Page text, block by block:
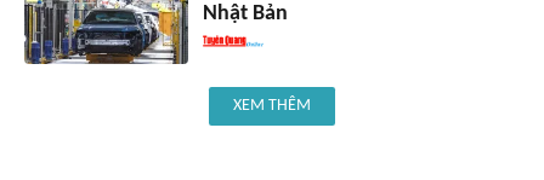
Nhật Bản
XEM THÊM